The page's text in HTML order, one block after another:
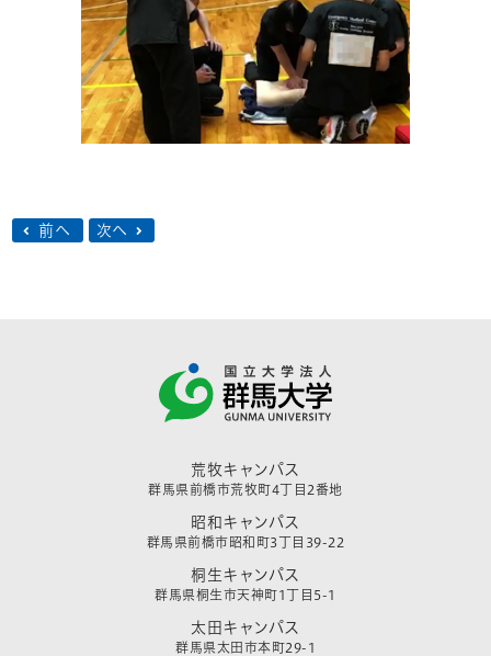
前へ 次へ
荒牧キャンパス
群馬県前橋市荒牧町4丁目2番地
昭和キャンパス
群馬県前橋市昭和町3丁目39-22
桐生キャンパス
群馬県桐生市天神町1丁目5-1
太田キャンパス
群馬県太田市本町29-1